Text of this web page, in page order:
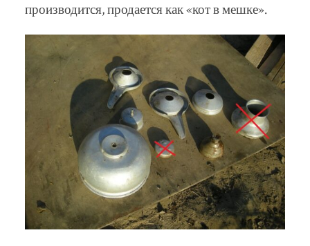
производится, продается как «кот в мешке».